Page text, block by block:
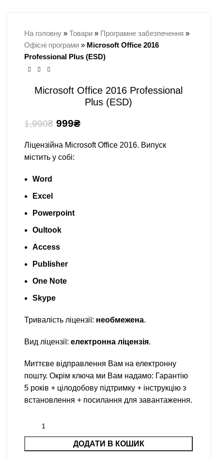
На головну » Товари » Програмне забезпечення »
Офісні програми » Microsoft Office 2016
Professional Plus (ESD)
Microsoft Office 2016 Professional
Plus (ESD)
1,990₴ 999₴
Ліцензійна Microsoft Office 2016. Випуск
містить у собі:
Word
Excel
Powerpoint
Oultook
Access
Publisher
One Note
Skype
Тривалість ліцензії: необмежена.
Вид ліцензії: електронна ліцензія.
Миттєве відправлення Вам на електронну
пошту. Окрім ключа ми Вам надамо: Гарантію
5 років + цілодобову підтримку + інструкцію з
встановлення + посилання для завантаження.
ДОДАТИ В КОШИК